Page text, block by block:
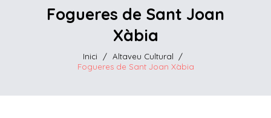
Fogueres de Sant Joan
Xàbia
Inici / Altaveu Cultural
/
Fogueres de Sant Joan Xàbia